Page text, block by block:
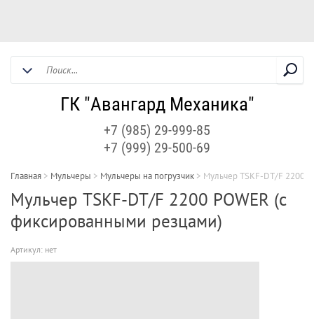
ГК "Авангард Механика"
+7 (985) 29-999-85
+7 (999) 29-500-69
Главная > Мульчеры > Мульчеры на погрузчик > Мульчер TSKF-DT/F 2200
Мульчер TSKF-DT/F 2200 POWER (с
фиксированными резцами)
Артикул: нет